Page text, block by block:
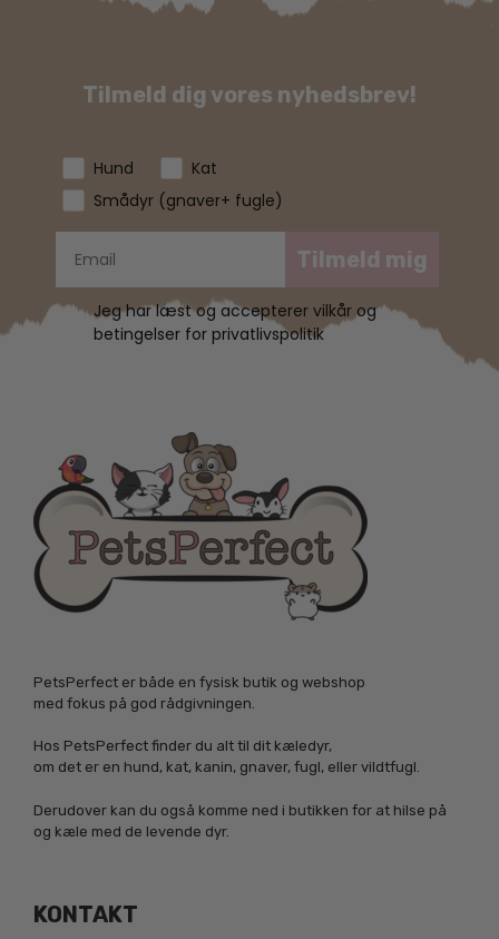
Tilmeld dig vores nyhedsbrev!
Hund
Kat
Smådyr (gnaver+ fugle)
Tilmeld mig
Jeg har læst og accepterer vilkår og
betingelser for privatlivspolitik
PetsPerfect er både en fysisk butik og webshop
med fokus på god rådgivningen.
Hos PetsPerfect finder du alt til dit kæledyr,
om det er en hund, kat, kanin, gnaver, fugl, eller vildtfugl.
Derudover kan du også komme ned i butikken for at hilse på
og kæle med de levende dyr.
KONTAKT